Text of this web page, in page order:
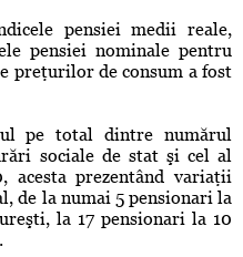
pensiei medii reale,
pensiei nominale pentru
preţurilor de consum a fost
pe total dintre numărul
sociale de stat şi cel al
prezentând variaţii
de la numai 5 pensionari la
la 17 pensionari la 10